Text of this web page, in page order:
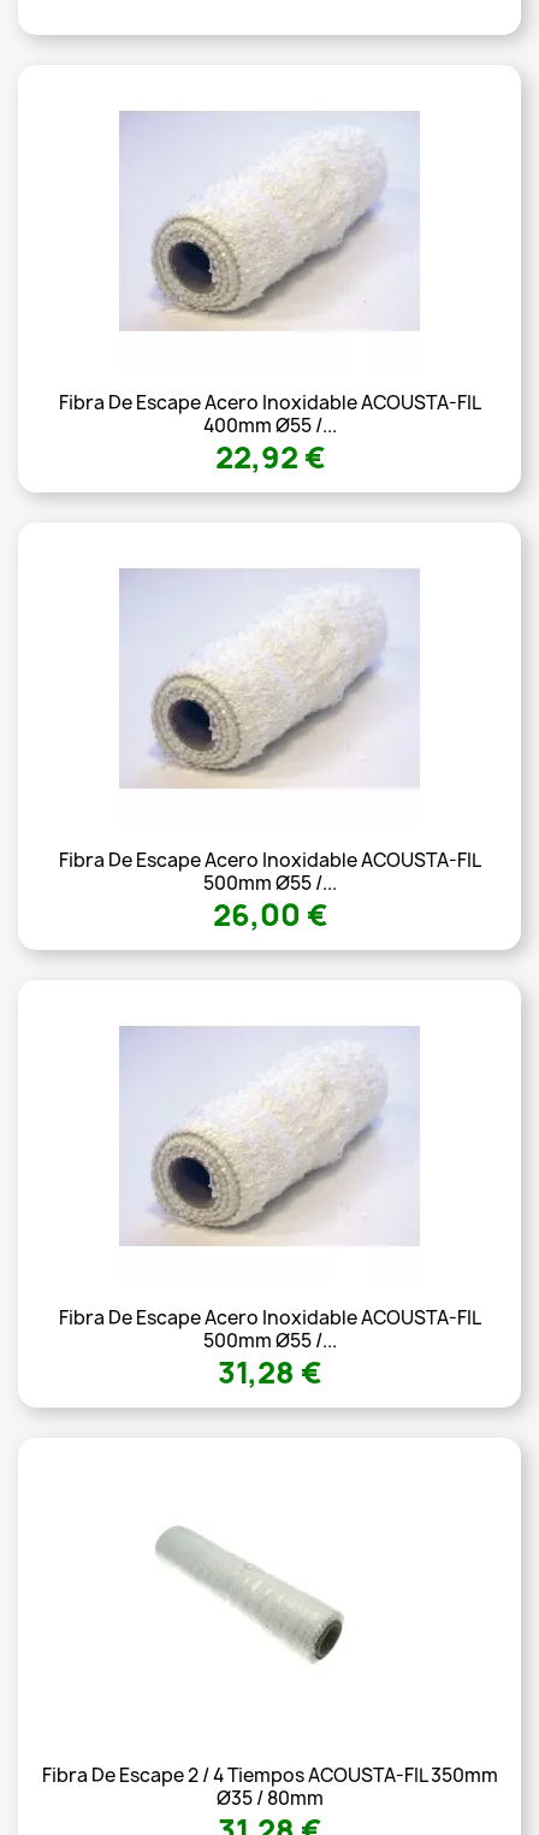
Fibra De Escape Acero Inoxidable ACOUSTA-FIL
400mm Ø55 /...
22,92 €
Fibra De Escape Acero Inoxidable ACOUSTA-FIL
500mm Ø55 /...
26,00 €
Fibra De Escape Acero Inoxidable ACOUSTA-FIL
500mm Ø55 /...
31,28 €
Fibra De Escape 2 / 4 Tiempos ACOUSTA-FIL 350mm
Ø35 / 80mm